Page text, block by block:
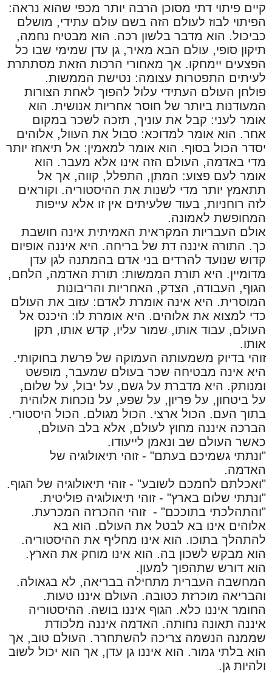
קיים פיתוי דתי מסוכן הרבה יותר מכפי שהוא נראה:
הפיתוי לבוז לעולם הזה בשם עולם עתידי, מושלם
כביכול. הוא מדבר בלשון רכה. הוא מבטיח נחמה,
תיקון סופי, עולם הבא מאיר, גן עדן שמימי שבו כל
הפצעים יימחקו. אך מאחורי הרכות הזאת מסתתרת
לעיתים התפטרות עצומה: נטישת הממשות.
פולחן העולם העתידי עלול להפוך לאחת הצורות
המעודנות ביותר של חוסר אחריות אנושית. הוא
אומר לעני: קבל את עוניך, תזכה לשכר במקום
אחר. הוא אומר למדוכא: סבול את העוול, אלוהים
יסדר הכול בסוף. הוא אומר למאמין: אל תיאחז יותר
מדי באדמה, העולם הזה אינו אלא מעבר. הוא
אומר לעם פצוע: המתן, התפלל, קווה, אך אל
תתאמץ יותר מדי לשנות את ההיסטוריה. וקוראים
לזה רוחניות, בעוד שלעיתים אין זו אלא עייפות
המחופשת לאמונה.
אולם העבריות המקראית האמיתית אינה חושבת
כך. התורה איננה דת של בריחה. היא איננה אופיום
קדוש שנועד להרדים בני אדם בהמתנה לגן עדן
מדומיין. היא תורת הממשות: תורת האדמה, הלחם,
הגוף, העבודה, הצדק, האחריות והריבונות
המוסרית. היא אינה אומרת לאדם: עזוב את העולם
כדי למצוא את אלוהים. היא אומרת לו: היכנס אל
העולם, עבוד אותו, שמור עליו, קדש אותו, תקן
אותו.
זוהי בדיוק משמעותה העמוקה של פרשת בחוקותי.
היא אינה מבטיחה שכר בעולם שמעבר, מופשט
ומנותק. היא מדברת על גשם, על יבול, על שלום,
על ביטחון, על פריון, על שפע, על נוכחות אלוהית
בתוך העם. הכול ארצי. הכול מגולם. הכול היסטורי.
הברכה איננה מחוץ לעולם, אלא בלב העולם,
כאשר העולם שב ונאמן לייעודו.
"ונתתי גשמיכם בעתם" - זוהי תיאולוגיה של
האדמה.
"ואכלתם לחמכם לשובע" - זוהי תיאולוגיה של הגוף.
"ונתתי שלום בארץ" - זוהי תיאולוגיה פוליטית.
"והתהלכתי בתוככם" - זוהי ההכרזה המכרעת.
אלוהים אינו בא לבטל את העולם. הוא בא
להתהלך בתוכו. הוא אינו מחליף את ההיסטוריה.
הוא מבקש לשכון בה. הוא אינו מוחק את הארץ.
הוא דורש שתהפוך למעון.
המחשבה העברית מתחילה בבריאה, לא בגאולה.
והבריאה מוכרזת כטובה. העולם איננו טעות.
החומר איננו כלא. הגוף איננו בושה. ההיסטוריה
איננה תאונה נחותה. האדמה איננה מלכודת
שממנה הנשמה צריכה להשתחרר. העולם טוב, אך
הוא בלתי גמור. הוא איננו גן עדן, אך הוא יכול לשוב
ולהיות גן.